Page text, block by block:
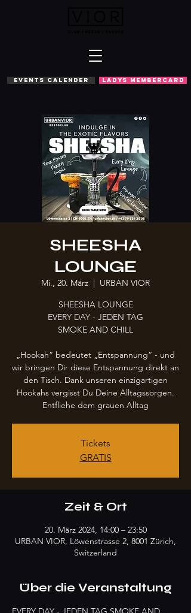
EVENTS CALENDER LADYS MEMBERCARD
SHEESHA
LOUNGE
Mi., 20. März
  |
URBAN VIOR
SHEESHA LOUNGE
EVERY DAY - JEDEN TAG
SMOKE AND CHILL
„Hookah“ bedeutet „Entspannung“ - und
wir bringen Dir diese Entspannung direkt an
den Tisch. Dank unseren einzigartigen
Hookahs vergisst Du Deine Alltagssorgen.
Entfliehe dem grauen Alltag
Tickets
GRATIS
Zeit & Ort
20. März 2024, 14:00 – 23:50
URBAN VIOR, Löwenstrasse 2, 8001 Zürich,
Switzerland
Über die Veranstaltung